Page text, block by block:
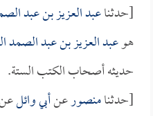
[حدثناعبد العزيز بن عبد
هوعبد العزيز بن عبد الصمد
حديثه أصحاب الكتب الستة.
[حدثنامنصورعنأبي وائل